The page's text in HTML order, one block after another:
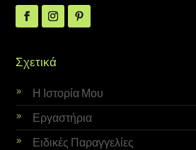
Σχετικά
Η Ιστορία Μου
Εργαστήρια
Ειδικές Παραγγελίες